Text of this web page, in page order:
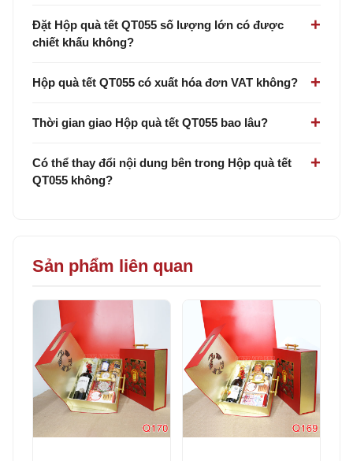
Đặt Hộp quà tết QT055 số lượng lớn có được
chiết khấu không?
Hộp quà tết QT055 có xuất hóa đơn VAT không?
Thời gian giao Hộp quà tết QT055 bao lâu?
Có thể thay đổi nội dung bên trong Hộp quà tết
QT055 không?
Sản phẩm liên quan